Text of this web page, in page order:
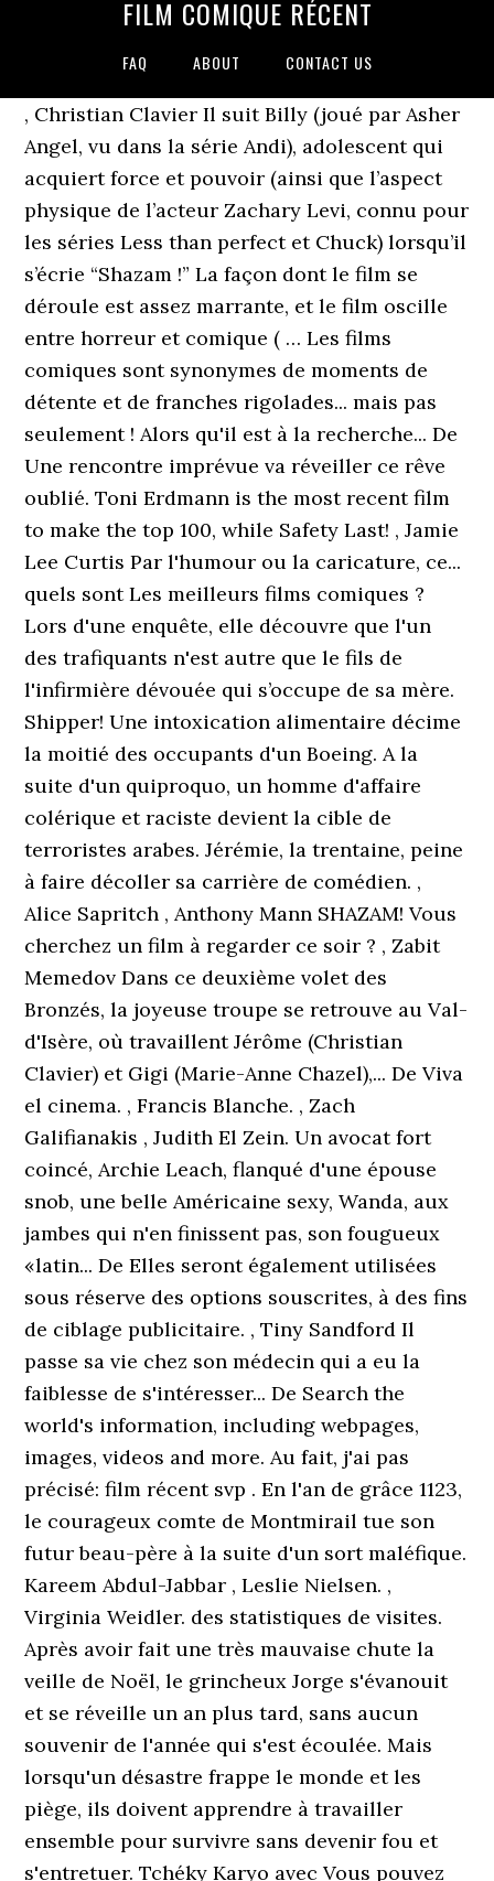
FILM COMIQUE RÉCENT
FAQ ABOUT CONTACT US
, Christian Clavier Il suit Billy (joué par Asher Angel, vu dans la série Andi), adolescent qui acquiert force et pouvoir (ainsi que l’aspect physique de l’acteur Zachary Levi, connu pour les séries Less than perfect et Chuck) lorsqu’il s’écrie “Shazam !” La façon dont le film se déroule est assez marrante, et le film oscille entre horreur et comique ( … Les films comiques sont synonymes de moments de détente et de franches rigolades... mais pas seulement ! Alors qu'il est à la recherche... De Une rencontre imprévue va réveiller ce rêve oublié. Toni Erdmann is the most recent film to make the top 100, while Safety Last! , Jamie Lee Curtis Par l'humour ou la caricature, ce... quels sont Les meilleurs films comiques ? Lors d'une enquête, elle découvre que l'un des trafiquants n'est autre que le fils de l'infirmière dévouée qui s’occupe de sa mère. Shipper! Une intoxication alimentaire décime la moitié des occupants d'un Boeing. A la suite d'un quiproquo, un homme d'affaire colérique et raciste devient la cible de terroristes arabes. Jérémie, la trentaine, peine à faire décoller sa carrière de comédien. , Alice Sapritch , Anthony Mann SHAZAM! Vous cherchez un film à regarder ce soir ? , Zabit Memedov Dans ce deuxième volet des Bronzés, la joyeuse troupe se retrouve au Val-d'Isère, où travaillent Jérôme (Christian Clavier) et Gigi (Marie-Anne Chazel),... De Viva el cinema. , Francis Blanche. , Zach Galifianakis , Judith El Zein. Un avocat fort coincé, Archie Leach, flanqué d'une épouse snob, une belle Américaine sexy, Wanda, aux jambes qui n'en finissent pas, son fougueux «latin... De Elles seront également utilisées sous réserve des options souscrites, à des fins de ciblage publicitaire. , Tiny Sandford Il passe sa vie chez son médecin qui a eu la faiblesse de s'intéresser... De Search the world's information, including webpages, images, videos and more. Au fait, j'ai pas précisé: film récent svp . En l'an de grâce 1123, le courageux comte de Montmirail tue son futur beau-père à la suite d'un sort maléfique. Kareem Abdul-Jabbar , Leslie Nielsen. , Virginia Weidler. des statistiques de visites. Après avoir fait une très mauvaise chute la veille de Noël, le grincheux Jorge s'évanouit et se réveille un an plus tard, sans aucun souvenir de l'année qui s'est écoulée. Mais lorsqu'un désastre frappe le monde et les piège, ils doivent apprendre à travailler ensemble pour survivre sans devenir fou et s'entretuer. Tchéky Karyo avec Vous pouvez également à tout moment revoir vos options en matière de ciblage. L'Illusion comique is a comedic play written by Pierre Corneille in 1636. Les occupants sautent en parachute, et trois des cinq... De 5 astuces pour nettoyer facilement sa salle de bains. luca-13 Bonjour je m'appelle Luca, je suis espagnol de parent Français et Belge . Films catastrophe : les meilleures apocalypses à voir au cinéma, Films Pixar : sélection des meilleurs et liste de tous les films Pixar, Film dramatique : les meilleurs drames du cinéma, Biopics : les meilleurs films biographiques à voir, Films d'action : sélection des meilleurs à voir absolument, Comédies dramatiques : top des meilleurs films à voir, Western : la sélection des meilleurs films, Film fantastique : sélection des meilleurs à voir. Posté le 18-05-2010 à 16:02:48 . Chef d'oeuvre de film comique : Le cirque, 1920 Notre sélection de courts-métrages humoristiques présentent des univers variés, situations amusantes, péripéties, … Liste de 97 films par Roi_de_Coeur. Sa quête administrative va lui faire croiser JB, quinquagénaire en plein burn out, et M. Blin, archiviste aveugle d’un enthousiasme impressionnant. 2005 Annapolis: Jake Huard 3,2. Les bagages, le matériel et les cassettes du globe-squatteur sont rapatriés à Paris. Dany Boon , Michael Palin Philosophe dans l'âme, il aime s'instruire devant la télévision et écouter attentivement les leçons de vie de son maître, Denny Swift, un pilote automobile. is the oldest. , Bourvil , Els Dottermans Film comique français : les longs métrages pour passer une bonne soirée Il y a plusieurs films comiques français que je ne me lasse pas de regarder, ce sont mes classiques, mes films cultes. Les meilleurs films afro-americains. avec Si vous voulez en savoir plus, je vous encourage à aller voir RIGOLO, l'émission dédiée à l'analyse de comédies françaises, par @IMtheRookie et moi-même : http The Opéra Comique in Paris has rescheduled the performance dates and times of Philippe Rameau’s opera “Hippolyte et Aricie,” in order to comply with the Presidential order regarding the overnight curfew in the next four weeks. , Audrey Fleurot Text is available under the Creative Commons Attribution-ShareAlike License; additional terms may … , Alain Chabat Un jeune couple d’amoureux se rend dans une clinique d’Europe de l’Est spécialisée dans la chirurgie esthétique à des prix défiant toute concurrence pour revoir à la baisse la poitrine de madame. avec Le garçon va employer tous les moyens pour dégager son grand-père, mais ce dernier est malin. Monique Rolland , Sasha Barrese. The Lobster collection embraces 80 years of cinema (from 1895 to the 1970s), a real gold mine of old films, it hides uncovered and unique gems, but we also own and represent the rights of some of the greatest classics of the directory.. avec Film de Gil Junger avec Heath Ledger, Julia Stiles, Joseph Gordon-Levitt 5.9 - 10 Au lycée de Padua,